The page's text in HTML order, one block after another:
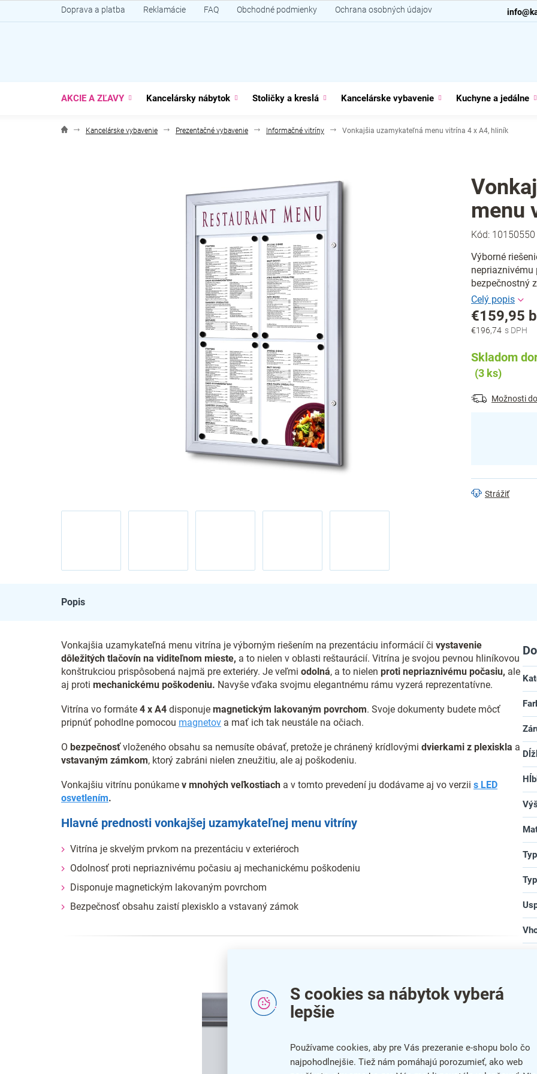
S cookies sa nábytok vyberá
lepšie
Používame cookies, aby pre Vás prezeranie e-shopu bolo čo
najpohodlnejšie. Tiež nám pomáhajú porozumieť, ako web
na
Doprava a platba Reklamácie FAQ Obchodné podmienky Ochrana osobných údajov
AKCIE A ZĽAVY Kancelársky nábytok Stoličky a kreslá Kancelárske vybavenie Kuchyne a jedálne
Kancelárske vybavenie Prezentačné vybavenie Informačné vitríny Vonkajšia uzamykateľná menu vitrína 4 x A4, hliník
menu
Kód: 10150550
Výborné
nepriaznivému
bezpečnostný
€196,74
€159,95
Jednotková
Skladom
(3 ks)
Možnosti
Strážiť
Popis
Vonkajšia uzamykateľná menu vitrína je výborným riešením na prezentáciu informácií či vystavenie
dôležitých tlačovín na viditeľnom mieste, a to nielen v oblasti reštaurácií. Vitrína je svojou pevnou hliníkovou
konštrukciou prispôsobená najmä pre exteriéry. Je veľmi odolná, a to nielen proti nepriaznivému počasiu, ale
aj proti mechanickému poškodeniu. Navyše vďaka svojmu elegantnému rámu vyzerá reprezentatívne.
Vitrína vo formáte 4 x A4 disponuje magnetickým lakovaným povrchom. Svoje dokumenty budete môcť
pripnúť pohodlne pomocou magnetov a mať ich tak neustále na očiach.
O bezpečnosťvloženého obsahu sa nemusíte obávať, pretože je chránený krídlovými dvierkami z plexiskla a
vstavaným zámkom, ktorý zabráni nielen zneužitiu, ale aj poškodeniu.
Vonkajšiu vitrínu ponúkame v mnohých veľkostiach a v tomto prevedení ju dodávame aj vo verzii s LED
osvetlením.
Hlavné prednosti vonkajšej uzamykateľnej menu vitríny
Vitrína je skvelým prvkom na prezentáciu v exteriéroch
Odolnosť proti nepriaznivému počasiu aj mechanickému poškodeniu
Disponuje magnetickým lakovaným povrchom
Bezpečnosť obsahu zaistí plexisklo a vstavaný zámok